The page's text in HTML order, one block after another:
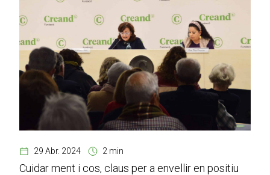
29 Abr. 2024 2 min
Cuidar ment i cos, claus per a envellir en positiu